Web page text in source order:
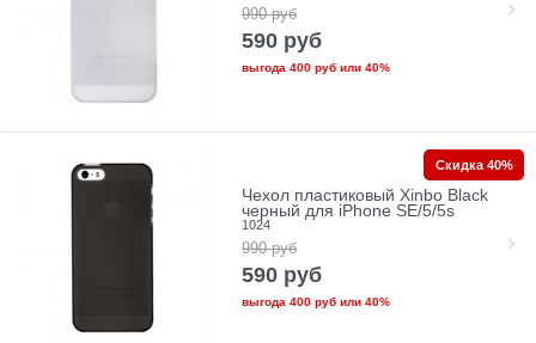
990 руб
590 руб
выгода 400 рубили 40%
Чехол пластиковый Xinbo Black
черный для iPhone SE/5/5s
1024
990 руб
590 руб
выгода 400 рубили 40%
Скидка 40%